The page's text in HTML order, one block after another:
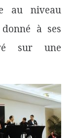
au niveau
à ses
sur une